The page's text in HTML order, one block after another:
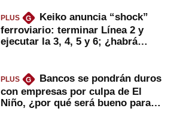
PLUS G
Keiko anuncia “shock”
ferroviario: terminar Línea 2 y
ejecutar la 3, 4, 5 y 6; ¿habrá
PLUS G
Bancos se pondrán duros
con empresas por culpa de El
Niño, ¿por qué será bueno para